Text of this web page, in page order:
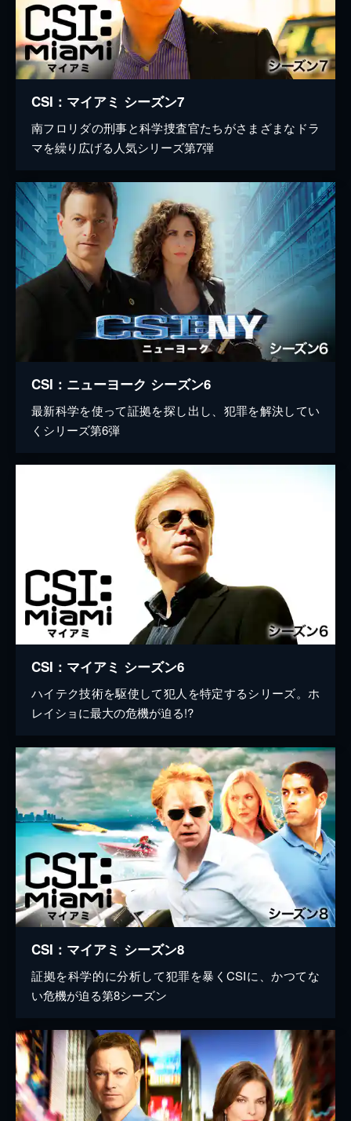
CSI：マイアミ シーズン7
南フロリダの刑事と科学捜査官たちがさまざまなドラ
マを繰り広げる人気シリーズ第7弾
CSI：ニューヨーク シーズン6
最新科学を使って証拠を探し出し、犯罪を解決してい
くシリーズ第6弾
CSI：マイアミ シーズン6
ハイテク技術を駆使して犯人を特定するシリーズ。ホ
レイショに最大の危機が迫る!?
CSI：マイアミ シーズン8
証拠を科学的に分析して犯罪を暴くCSIに、かつてな
い危機が迫る第8シーズン